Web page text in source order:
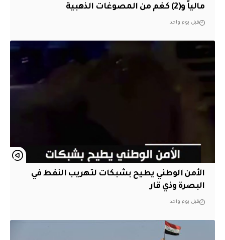
مالياً و(2) كغم من المصوغات الذهبية
قبل يوم واحد
الأمن الوطني يطيح بشبكات لتهريب النفط في
البصرة وذي قار
قبل يوم واحد